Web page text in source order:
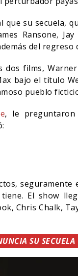
su secuela,
Ransone,
del regreso
dos films,
bajo el título
pueblo
, le preguntaron
El show
Chris Chalk,
SU
AFIRMA
SER